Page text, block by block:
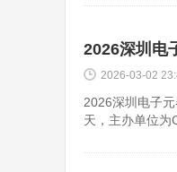
2026深圳电
2026-03-02
2026深圳电子
天，主办单位为